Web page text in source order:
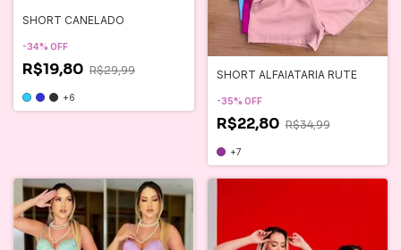
SHORT CANELADO
-34% OFF
R$19,80 R$29,99
+6
SHORT ALFAIATARIA RUTE
-35% OFF
R$22,80 R$34,99
+7